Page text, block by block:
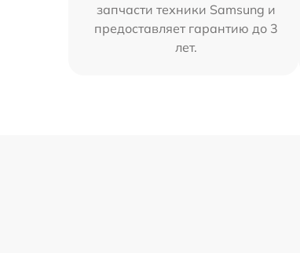
запчасти техники Samsung и
предоставляет гарантию до 3
лет.